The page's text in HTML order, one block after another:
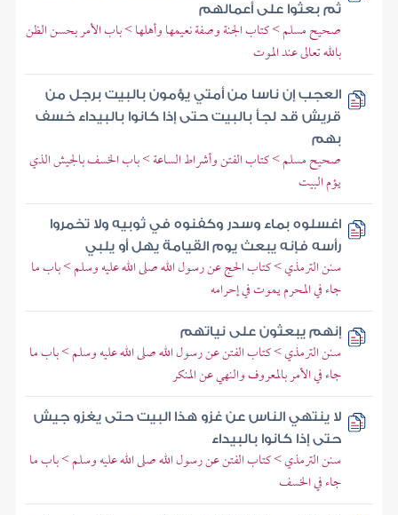
ثم بعثوا على أعمالهم
صحيح مسلم > كتاب الجنة وصفة نعيمها وأهلها > باب الأمر بحسن الظن
بالله تعالى عند الموت
العجب إن ناسا من أمتي يؤمون بالبيت برجل من
قريش قد لجأ بالبيت حتى إذا كانوا بالبيداء خسف
بهم
صحيح مسلم > كتاب الفتن وأشراط الساعة > باب الخسف بالجيش الذي
يؤم البيت
اغسلوه بماء وسدر وكفنوه في ثوبيه ولا تخمروا
رأسه فإنه يبعث يوم القيامة يهل أو يلبي
سنن الترمذي > كتاب الحج عن رسول الله صلى الله عليه وسلم > باب ما
جاء في المحرم يموت في إحرامه
إنهم يبعثون على نياتهم
سنن الترمذي > كتاب الفتن عن رسول الله صلى الله عليه وسلم > باب ما
جاء في الأمر بالمعروف والنهي عن المنكر
لا ينتهي الناس عن غزو هذا البيت حتى يغزو جيش
حتى إذا كانوا بالبيداء
سنن الترمذي > كتاب الفتن عن رسول الله صلى الله عليه وسلم > باب ما
جاء في الخسف